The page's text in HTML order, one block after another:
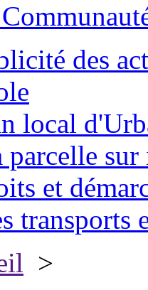
des
local
parcelle sur
et
transports
>